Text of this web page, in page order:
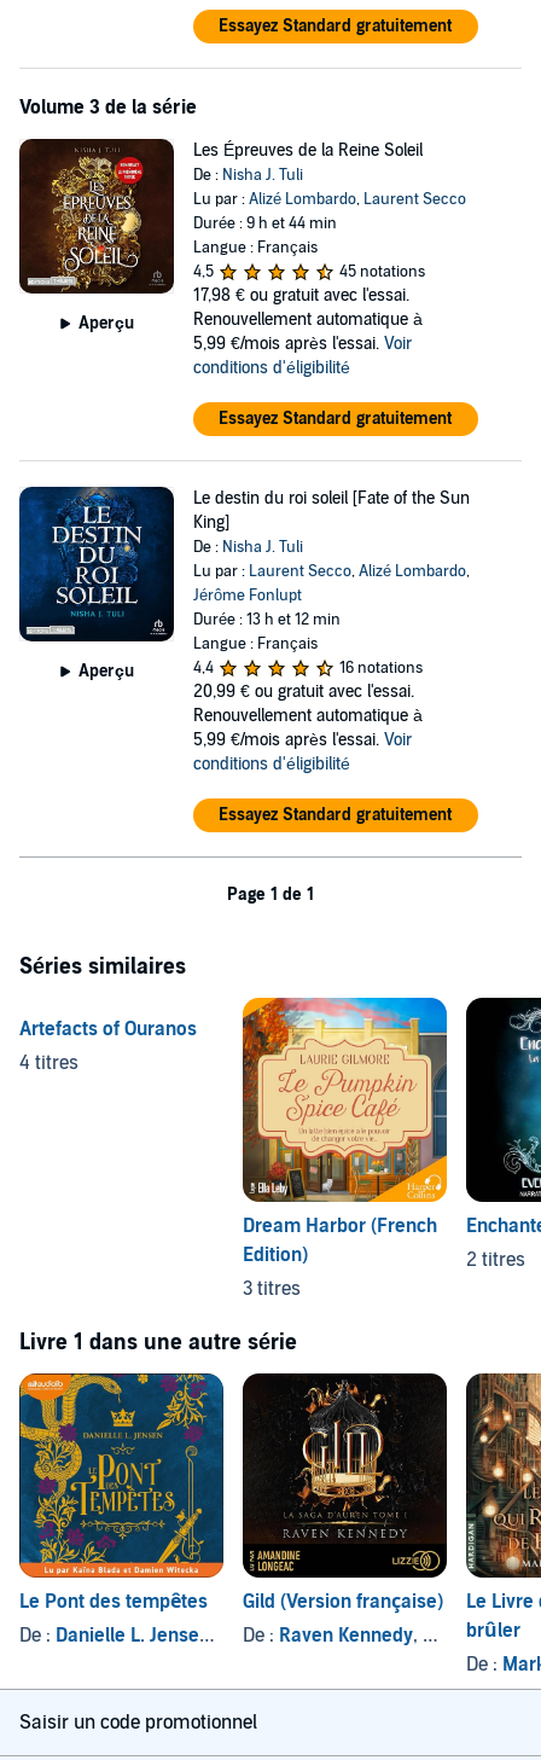
Essayez Standard gratuitement
Volume 3 de la série
Aperçu
Les Épreuves de la Reine Soleil
De : Nisha J. Tuli
Lu par :Alizé Lombardo, Laurent Secco
Durée : 9 h et 44 min
Langue : Français
4,5
45 notations
17,98 € ou gratuit avec l'essai.
Renouvellement automatique à
5,99 €/mois après l'essai. Voir
conditions d'éligibilité
Essayez Standard gratuitement
Aperçu
Le destin du roi soleil [Fate of the Sun
King]
De : Nisha J. Tuli
Lu par : Laurent Secco,Alizé Lombardo,
Jérôme Fonlupt
Durée : 13 h et 12 min
Langue : Français
4,4
16 notations
20,99 € ou gratuit avec l'essai.
Renouvellement automatique à
5,99 €/mois après l'essai. Voir
conditions d'éligibilité
Essayez Standard gratuitement
Page 1 de 1
Séries similaires
Artefacts of Ouranos
4 titres
Dream Harbor (French
Edition)
3 titres
2 titres
Livre 1 dans une autre série
Le Pont des tempêtes
De : Danielle L. Jensen , et autres
Gild (Version française)
De : Raven Kennedy, et autres
Le
brûler
De :
Saisir un code promotionnel